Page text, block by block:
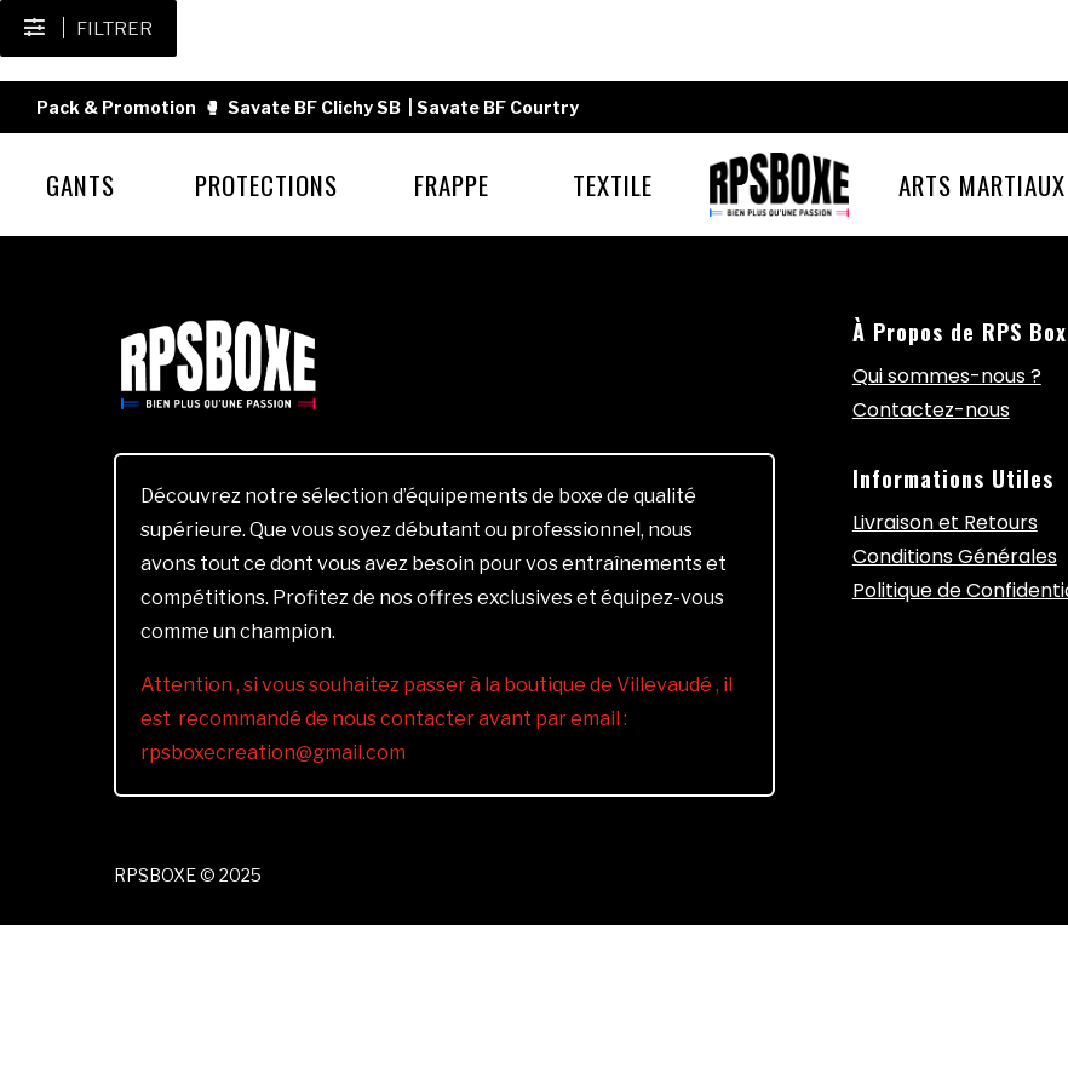
FILTRER
Pack & Promotion 🥊 Savate BF Clichy SB Savate BF Courtry
GANTS PROTECTIONS FRAPPE TEXTILE ARTS MARTIAUX
Découvrez notre sélection d’équipements de boxe de qualité
supérieure. Que vous soyez débutant ou professionnel, nous
avons tout ce dont vous avez besoin pour vos entraînements et
compétitions. Profitez de nos offres exclusives et équipez-vous
comme un champion.
Attention , si vous souhaitez passer à la boutique de Villevaudé , il
est recommandé de nous contacter avant par email :
rpsboxecreation@gmail.com
À Propos de RPS
Qui sommes-nous ?
Contactez-nous
Informations Utiles
Livraison et Retours
Conditions Générales
Politique de
RPSBOXE © 2025